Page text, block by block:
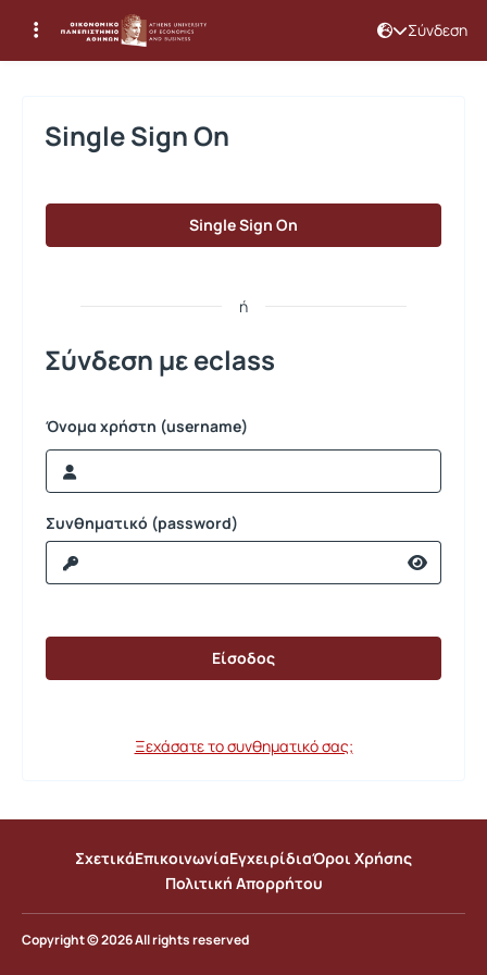
Σύνδεση
Σύνδεση
Single Sign On
Single Sign On
ή
Σύνδεση με eclass
Όνομα χρήστη (username)
Συνθηματικό (password)
Ξεχάσατε το συνθηματικό σας;
ΣχετικάΕπικοινωνίαΕγχειρίδιαΌροι Χρήσης
Πολιτική Απορρήτου
Copyright © 2026 All rights reserved